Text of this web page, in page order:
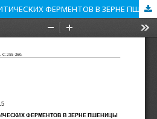
НАКОПЛЕНИЕ АМИЛОЛИТИЧЕСКИХ ФЕРМЕНТОВ В ЗЕРНЕ ПШЕНИЦЫ В ПРОЦЕССЕ ПРОРАЩИВАНИЯ ПРИ ПОЛУЧЕНИИ ПШЕНИЧНОГО СОЛОДА